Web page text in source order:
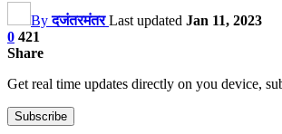
Byदजंतरमंतर Last updated Jan 11, 2023
0 421
Share
Get real time updates directly on you device,
Subscribe